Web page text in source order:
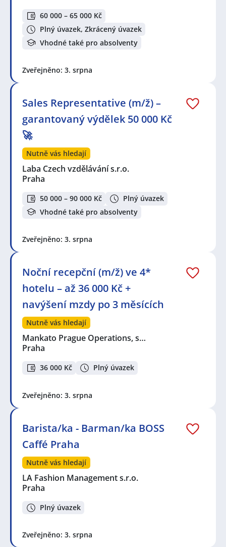
60 000 – 65 000 Kč
Plný úvazek, Zkrácený úvazek
Vhodné také pro absolventy
Zveřejněno: 3. srpna
Sales Representative (m/ž) –
garantovaný výdělek 50 000 Kč
🚀
Nutně vás hledají
Laba Czech vzdělávání s.r.o.
Praha
50 000 – 90 000 Kč
Plný úvazek
Vhodné také pro absolventy
Zveřejněno: 3. srpna
Noční recepční (m/ž) ve 4*
hotelu – až 36 000 Kč +
navýšení mzdy po 3 měsících
Nutně vás hledají
Mankato Prague Operations, s…
Praha
36 000 Kč Plný úvazek
Zveřejněno: 3. srpna
Barista/ka - Barman/ka BOSS
Caffé Praha
Nutně vás hledají
LA Fashion Management s.r.o.
Praha
Plný úvazek
Zveřejněno: 3. srpna